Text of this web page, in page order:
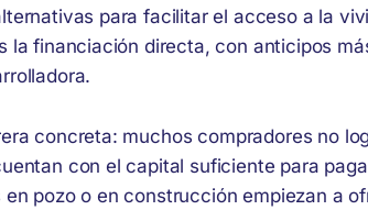
para facilitar el acceso a la
la financiación directa, con anticipos
concreta: muchos compradores no
con el capital suficiente para
pozo o en construcción empiezan a